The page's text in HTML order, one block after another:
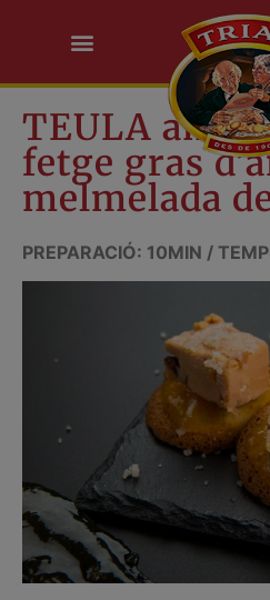
TEULA amb
fetge gras
melmelada
PREPARACIÓ: 10MIN /